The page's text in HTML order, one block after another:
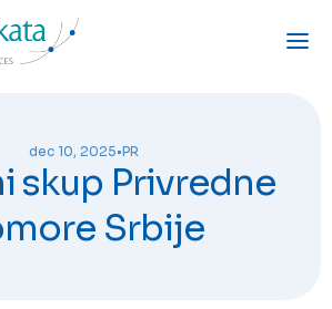
dec 10, 2025•PR
skup Privredne
Srbije